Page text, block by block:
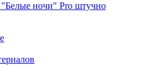
ночи" Pro штучно